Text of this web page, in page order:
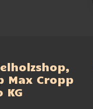
Max Cropp
KG